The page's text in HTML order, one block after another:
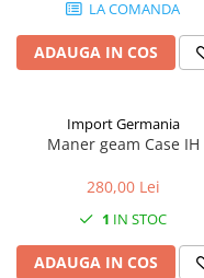
1.6.4. Demaroare
1.6.8. Echipamente &
1.6.5. Întrerupătoare
1.6.6 Priza & Stechere
1.6.7. Diverse
1.7. Sisteme de
LA COMANDA
ADAUGA IN COS
Import Germania
Maner geam Case IH
280,00 Lei
1 IN STOC
ADAUGA IN COS